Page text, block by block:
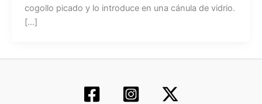
cogollo picado y lo introduce en una cánula de vidrio.
[…]